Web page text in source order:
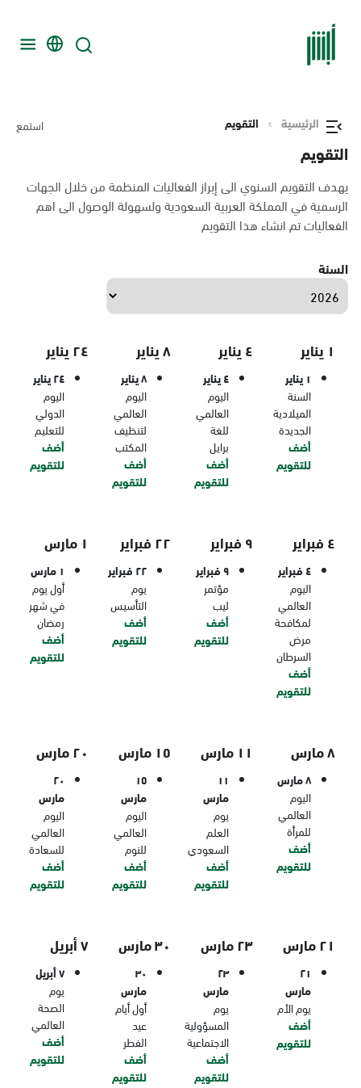
الرئيسية التقويم استمع
التقويم
يهدف التقويم السنوي الى إبراز الفعاليات المنظمة من خلال الجهات
الرسمية في المملكة العربية السعودية ولسهولة الوصول الى اهم
الفعاليات تم انشاء هذا التقويم
السنة
١ يناير
١ يناير
السنة
الميلادية
الجديدة
أضف
للتقويم
٤ يناير
٤ يناير
اليوم
العالمي
للغة
برايل
أضف
للتقويم
٨ يناير
٨ يناير
اليوم
العالمي
لتنظيف
المكتب
أضف
للتقويم
٢٤ يناير
٢٤ يناير
اليوم
الدولي
للتعليم
أضف
للتقويم
٤ فبراير
٤ فبراير
اليوم
العالمي
لمكافحة
مرض
السرطان
أضف
للتقويم
٩ فبراير
٩ فبراير
مؤتمر
ليب
أضف
للتقويم
٢٢ فبراير
٢٢ فبراير
يوم
التأسيس
أضف
للتقويم
١ مارس
١ مارس
أول يوم
في شهر
رمضان
أضف
للتقويم
٨ مارس
٨ مارس
اليوم
العالمي
للمرأة
أضف
للتقويم
١١ مارس
١١
مارس
يوم
العلم
السعودي
أضف
للتقويم
١٥ مارس
١٥
مارس
اليوم
العالمي
للنوم
أضف
للتقويم
٢٠ مارس
٢٠
مارس
اليوم
العالمي
للسعادة
أضف
للتقويم
٢١ مارس
٢١
مارس
يوم الأم
أضف
للتقويم
٢٣ مارس
٢٣
مارس
يوم
المسؤولية
الاجتماعية
أضف
للتقويم
٣٠ مارس
٣٠
مارس
أول أيام
عيد
الفطر
أضف
للتقويم
٧ أبريل
٧ أبريل
يوم
الصحة
العالمي
أضف
للتقويم